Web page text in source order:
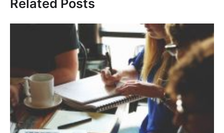
Related Posts